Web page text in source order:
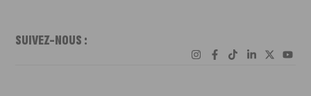
SUIVEZ-NOUS :